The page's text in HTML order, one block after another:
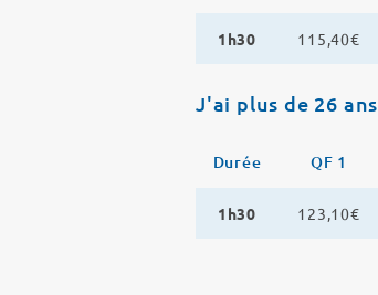
1h30 115,40€
J'ai plus de 26 ans
Durée QF 1
1h30 123,10€